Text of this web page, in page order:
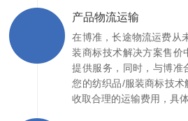
产品物流运输
在博准，长途物流运费从
装商标技术解决方案售价
提供服务，同时，与博准
您的纺织品/服装商标技术
收取合理的运输费用，具